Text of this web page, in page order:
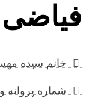
فیاضی
خانم سیده
شماره پروانه